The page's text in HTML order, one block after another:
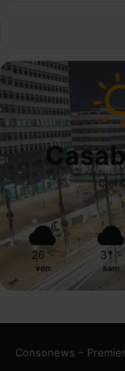
Ciel
26 ℃
ven
31 ℃
sam
Consonews –